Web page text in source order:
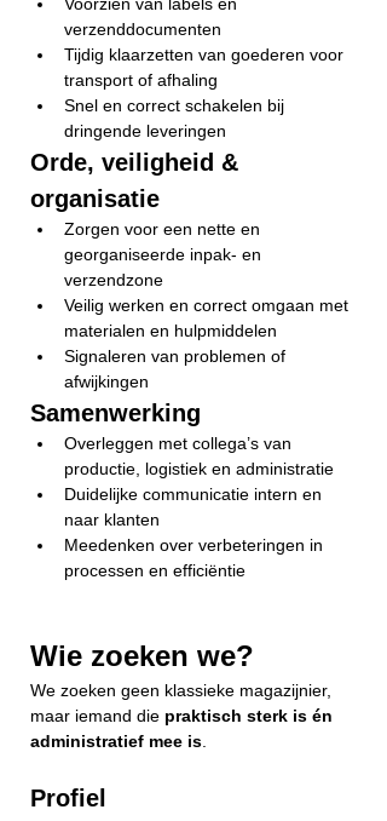
verzenddocumenten
Tijdig klaarzetten van goederen voor
transport of afhaling
Snel en correct schakelen bij
dringende leveringen
Orde, veiligheid &
organisatie
Zorgen voor een nette en
georganiseerde inpak- en
verzendzone
Veilig werken en correct omgaan met
materialen en hulpmiddelen
Signaleren van problemen of
afwijkingen
Samenwerking
Overleggen met collega’s van
productie, logistiek en administratie
Duidelijke communicatie intern en
naar klanten
Meedenken over verbeteringen in
processen en efficiëntie
Wie zoeken we?
We zoeken geen klassieke magazijnier,
maar iemand die praktisch sterk is én
administratief mee is
Profiel